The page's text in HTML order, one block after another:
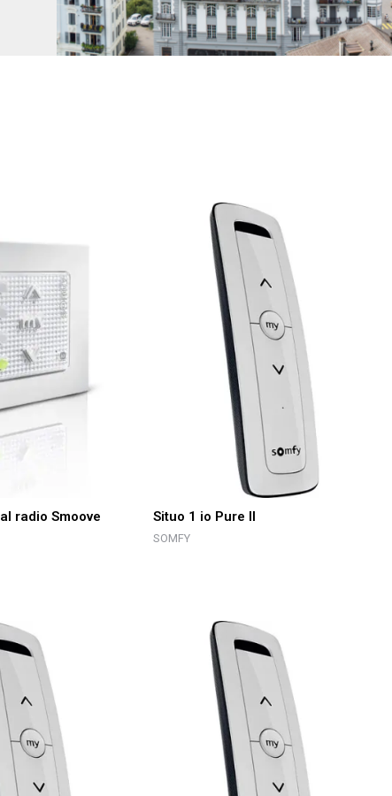
radio Smoove
Situo 1 io Pure II
SOMFY